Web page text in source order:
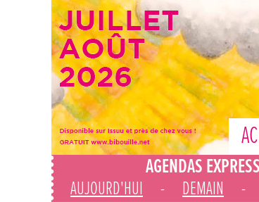
AGENDAS EXPRESS
AUJOURD'HUI - DEMAIN -